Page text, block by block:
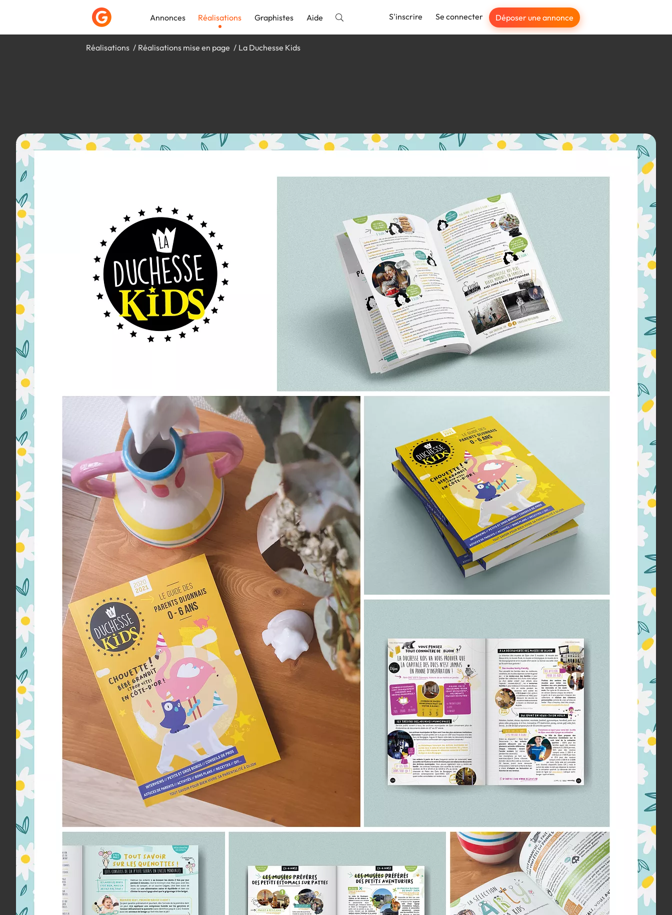
Annonces Réalisations Graphistes Aide S'inscrire Se connecter Déposer une annonce
Réalisations Réalisations mise en page La Duchesse Kids